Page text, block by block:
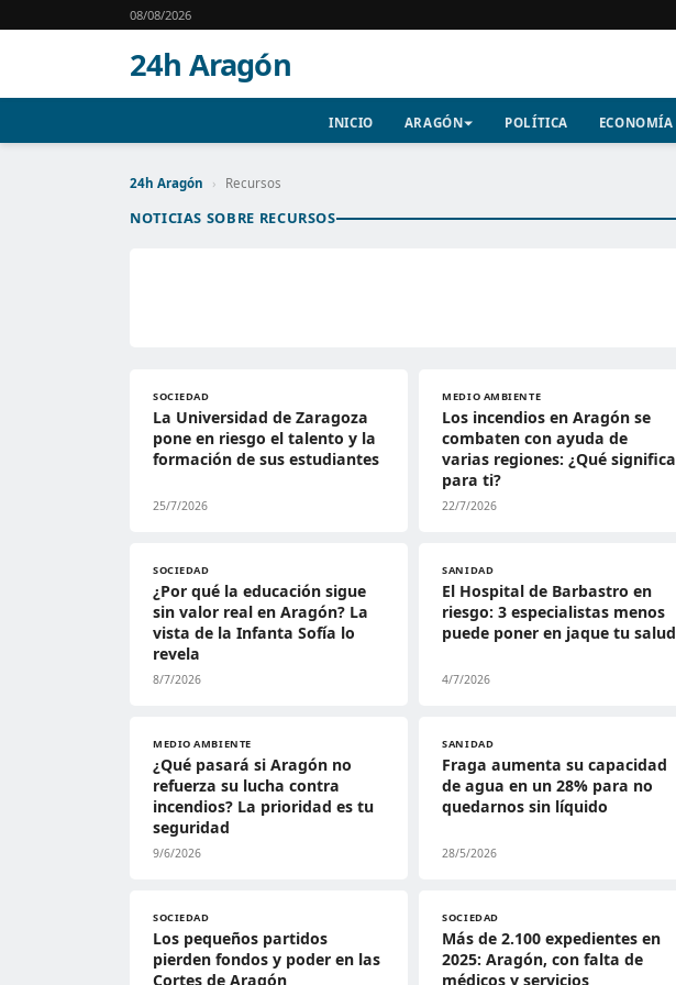
08/08/2026
24h Aragón
INICIO ARAGÓN POLÍTICA ECONOMÍA
24h Aragón › Recursos
NOTICIAS SOBRE RECURSOS
SOCIEDAD
La Universidad de Zaragoza
pone en riesgo el talento y la
formación de sus estudiantes
25/7/2026
MEDIO AMBIENTE
Los incendios en Aragón se
combaten con ayuda de
varias regiones: ¿Qué significa
para ti?
22/7/2026
SOCIEDAD
¿Por qué la educación sigue
sin valor real en Aragón? La
vista de la Infanta Sofía lo
revela
8/7/2026
SANIDAD
El Hospital de Barbastro en
riesgo: 3 especialistas menos
puede poner en jaque tu salud
4/7/2026
MEDIO AMBIENTE
¿Qué pasará si Aragón no
refuerza su lucha contra
incendios? La prioridad es tu
seguridad
9/6/2026
SANIDAD
Fraga aumenta su capacidad
de agua en un 28% para no
quedarnos sin líquido
28/5/2026
SOCIEDAD
Los pequeños partidos
pierden fondos y poder en las
Cortes de Aragón
SOCIEDAD
Más de 2.100 expedientes en
2025: Aragón, con falta de
médicos y servicios